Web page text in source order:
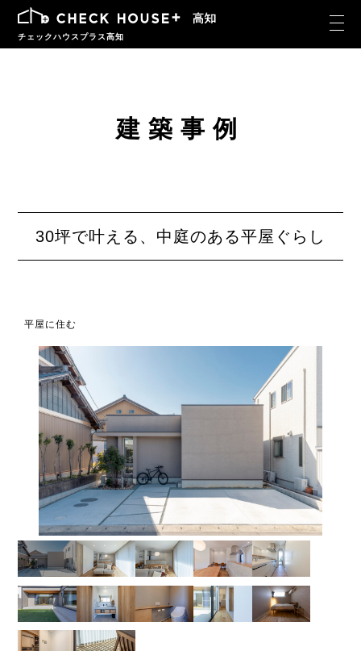
チェックハウスプラス高知
建築事例
30坪で叶える、中庭のある平屋ぐらし
平屋に住む